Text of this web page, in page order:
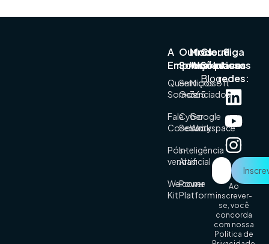
A
Empresa
Quem
Somos
Fale
Conosco
Pós-
vendas
Welcome
Kit
Outras
Soluções
Serviços
Gerenciados
Cyber
Security
Inteligência
Artificial
Power
Platform
Modern
Workplace
Microsoft
365
Google
Workspace
Cloud
Solutions
Blog
Siga
nossas
redes:
Ao
inscrever-
se, você
concorda
com nossa
Política de